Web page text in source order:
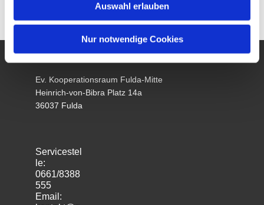
Auswahl erlauben
Nur notwendige Cookies
Ev. Kooperationsraum Fulda-Mitte
Heinrich-von-Bibra Platz 14a
36037 Fulda
Servicestel
le:
0661/8388
555
Email: